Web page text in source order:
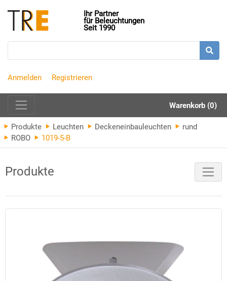
Ihr Partner
für Beleuchtungen
Seit 1990
Anmelden Registrieren
Warenkorb (0)
Produkte Leuchten Deckeneinbauleuchten
rund
ROBO
1019-5-B
Produkte